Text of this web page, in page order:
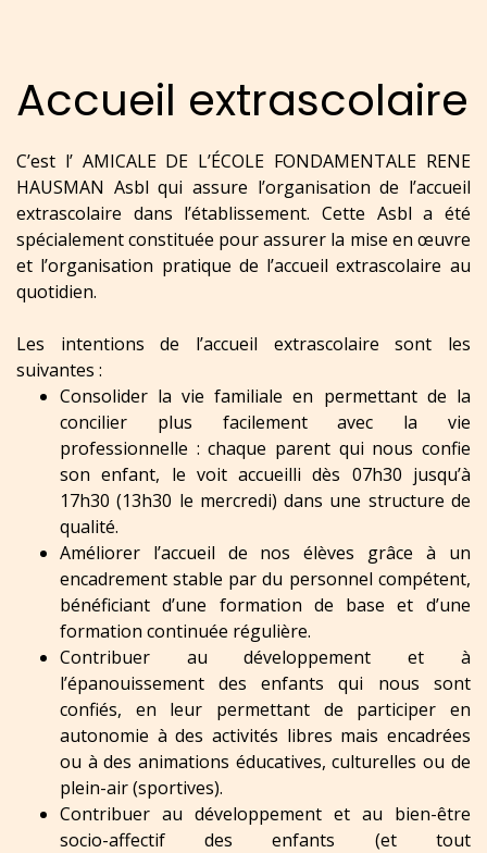
Accueil extrascolaire
C’est l’ AMICALE DE L’ÉCOLE FONDAMENTALE RENE
HAUSMAN Asbl qui assure l’organisation de l’accueil
extrascolaire dans l’établissement. Cette Asbl a été
spécialement constituée pour assurer la mise en œuvre
et l’organisation pratique de l’accueil extrascolaire au
quotidien.
Les intentions de l’accueil extrascolaire sont les
suivantes :
Consolider la vie familiale en permettant de la
concilier plus facilement avec la vie
professionnelle : chaque parent qui nous confie
son enfant, le voit accueilli dès 07h30 jusqu’à
17h30 (13h30 le mercredi) dans une structure de
qualité.
Améliorer l’accueil de nos élèves grâce à un
encadrement stable par du personnel compétent,
bénéficiant d’une formation de base et d’une
formation continuée régulière.
Contribuer au développement et à
l’épanouissement des enfants qui nous sont
confiés, en leur permettant de participer en
autonomie à des activités libres mais encadrées
ou à des animations éducatives, culturelles ou de
plein-air (sportives).
Contribuer au développement et au bien-être
socio-affectif des enfants (et tout